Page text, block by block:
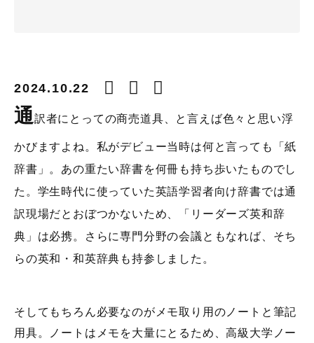
2024.10.22
通訳者にとっての商売道具、と言えば色々と思い浮
かびますよね。私がデビュー当時は何と言っても「紙
辞書」。あの重たい辞書を何冊も持ち歩いたものでし
た。学生時代に使っていた英語学習者向け辞書では通
訳現場だとおぼつかないため、「リーダーズ英和辞
典」は必携。さらに専門分野の会議ともなれば、そち
らの英和・和英辞典も持参しました。
そしてもちろん必要なのがメモ取り用のノートと筆記
用具。ノートはメモを大量にとるため、高級大学ノー